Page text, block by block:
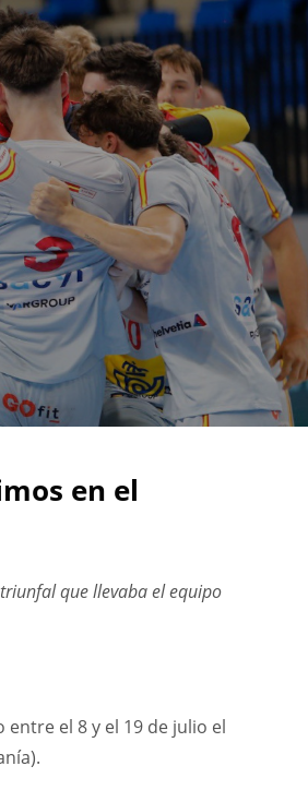
en el
que llevaba el equipo
el 8 y el 19 de julio el